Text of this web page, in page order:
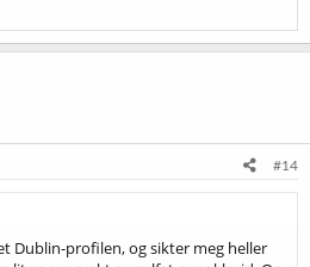
#14
Dublin-profilen, og sikter meg heller